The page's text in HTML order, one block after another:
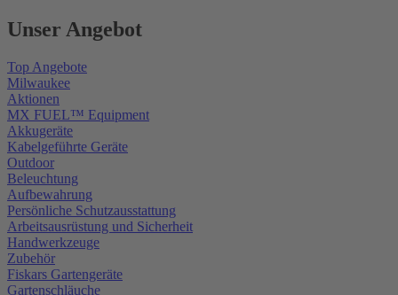
Unser Angebot
Top Angebote
Milwaukee
Aktionen
MX FUEL™ Equipment
Akkugeräte
Kabelgeführte Geräte
Outdoor
Beleuchtung
Aufbewahrung
Persönliche Schutzausstattung
Arbeitsausrüstung und Sicherheit
Handwerkzeuge
Zubehör
Fiskars Gartengeräte
Gartenschläuche